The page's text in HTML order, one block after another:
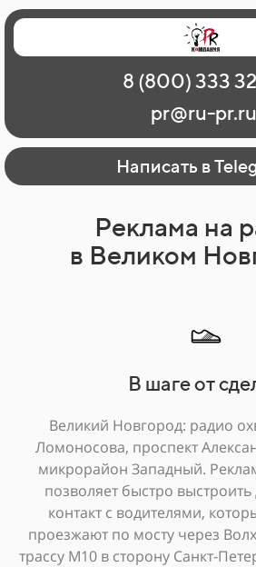
Главная
Наши работы
О рекламе
Регионы
Контакты
8 (800) 333
pr@ru-pr.ru
Написать в
Реклама на
в Великом
В шаге от
Великий Новгород: радио
Ломоносова, проспект
микрорайон Западный.
позволяет быстро
контакт с водителями,
проезжают по мосту через
трассу М10 в сторону Санкт-